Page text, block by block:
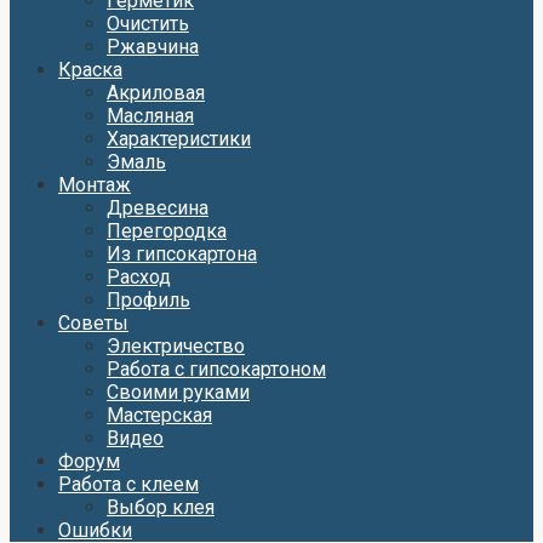
Очистить
Ржавчина
Краска
Акриловая
Масляная
Характеристики
Эмаль
Монтаж
Древесина
Перегородка
Из гипсокартона
Расход
Профиль
Советы
Электричество
Работа с гипсокартоном
Своими руками
Мастерская
Видео
Форум
Работа с клеем
Выбор клея
Ошибки